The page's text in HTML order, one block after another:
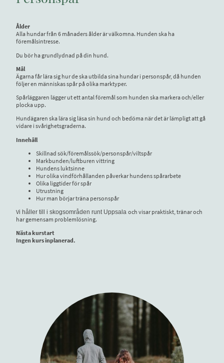
Ålder
Alla hundar från 6 månaders ålder är välkomna. Hunden ska ha
föremålsintresse.
Du bör ha grundlydnad på din hund.
Mål
Ägarna får lära sig hur de ska utbilda sina hundar i personspår, då hunden
följer en människas spår på olika marktyper.
Spårläggaren lägger ut ett antal föremål som hunden ska markera och/eller
plocka upp.
Hundägaren ska lära sig läsa sin hund och bedöma när det är lämpligt att gå
vidare i svårighetsgraderna.
Innehåll
Skillnad sök/föremålssök/personspår/viltspår
Markbunden/luftburen vittring
Hundens luktsinne
Hur olika vindförhållanden påverkar hundens spårarbete
Olika liggtider för spår
Utrustning
Hur man börjar träna personspår
Vi håller till i skogsområden runt Uppsala och visar praktiskt, tränar och
har gemensam problemlösning.
Nästa kurstart
Ingen kurs inplanerad.